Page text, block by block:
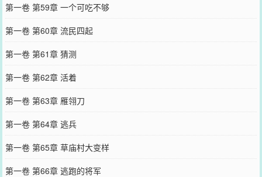
第一卷 第59章 一个可吃不够
第一卷 第60章 流民四起
第一卷 第61章 猜测
第一卷 第62章 活着
第一卷 第63章 雁翎刀
第一卷 第64章 逃兵
第一卷 第65章 草庙村大变样
第一卷 第66章 逃跑的将军